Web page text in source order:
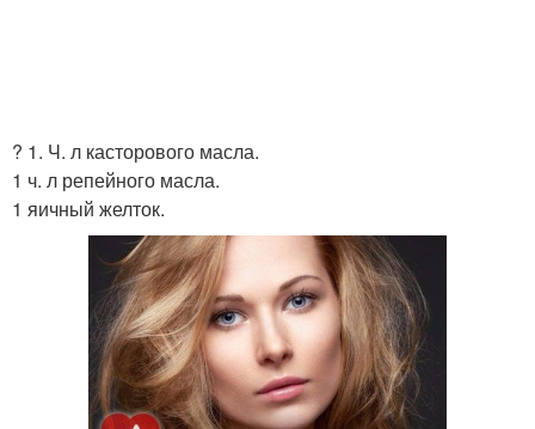
? 1. Ч. л касторового масла.
1 ч. л репейного масла.
1 яичный желток.